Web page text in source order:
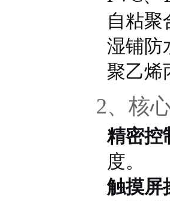
自粘聚
湿铺防
聚乙烯
2、核
精密控
度。
触摸屏